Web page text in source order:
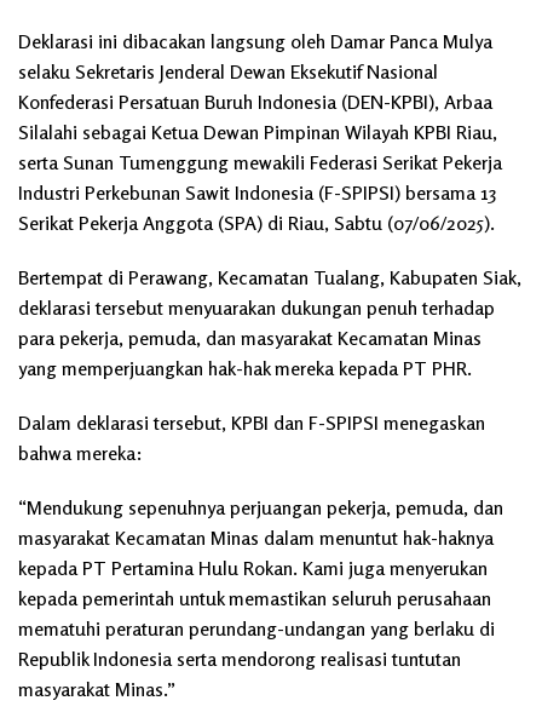
Deklarasi ini dibacakan langsung oleh Damar Panca Mulya
selaku Sekretaris Jenderal Dewan Eksekutif Nasional
Konfederasi Persatuan Buruh Indonesia (DEN-KPBI), Arbaa
Silalahi sebagai Ketua Dewan Pimpinan Wilayah KPBI Riau,
serta Sunan Tumenggung mewakili Federasi Serikat Pekerja
Industri Perkebunan Sawit Indonesia (F-SPIPSI) bersama 13
Serikat Pekerja Anggota (SPA) di Riau, Sabtu (07/06/2025).
Bertempat di Perawang, Kecamatan Tualang, Kabupaten Siak,
deklarasi tersebut menyuarakan dukungan penuh terhadap
para pekerja, pemuda, dan masyarakat Kecamatan Minas
yang memperjuangkan hak-hak mereka kepada PT PHR.
Dalam deklarasi tersebut, KPBI dan F-SPIPSI menegaskan
bahwa mereka:
“Mendukung sepenuhnya perjuangan pekerja, pemuda, dan
masyarakat Kecamatan Minas dalam menuntut hak-haknya
kepada PT Pertamina Hulu Rokan. Kami juga menyerukan
kepada pemerintah untuk memastikan seluruh perusahaan
mematuhi peraturan perundang-undangan yang berlaku di
Republik Indonesia serta mendorong realisasi tuntutan
masyarakat Minas.”